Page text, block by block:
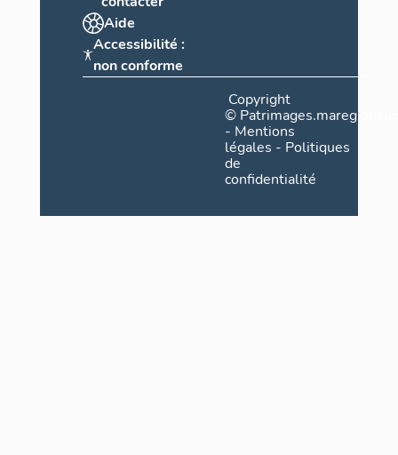
Aide
Accessibilité :
non conforme
Copyright
©
- Mentions
légales - Politiques
de
confidentialité